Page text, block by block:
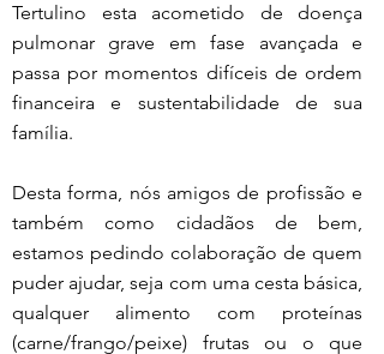
Tertulino esta acometido de doença
pulmonar grave em fase avançada e
passa por momentos difíceis de ordem
financeira e sustentabilidade de sua
família.
Desta forma, nós amigos de profissão e
também como cidadãos de bem,
estamos pedindo colaboração de quem
puder ajudar, seja com uma cesta básica,
qualquer alimento com proteínas
(carne/frango/peixe) frutas ou o que